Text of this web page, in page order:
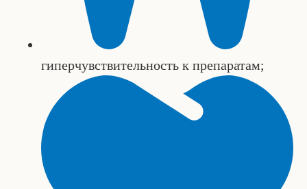
гиперчувствительность к препаратам;